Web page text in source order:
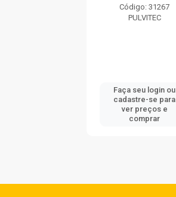
Código: 31267
PULVITEC
Faça seu login ou
cadastre-se para
ver preços e
comprar